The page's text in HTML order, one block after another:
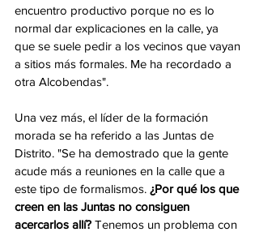
encuentro productivo porque no es lo
normal dar explicaciones en la calle, ya
que se suele pedir a los vecinos que vayan
a sitios más formales. Me ha recordado a
otra Alcobendas".
Una vez más, el líder de la formación
morada se ha referido a las Juntas de
Distrito. "Se ha demostrado que la gente
acude más a reuniones en la calle que a
este tipo de formalismos. ¿Por qué los que
creen en las Juntas no consiguen
acercarlos allí? Tenemos un problema con